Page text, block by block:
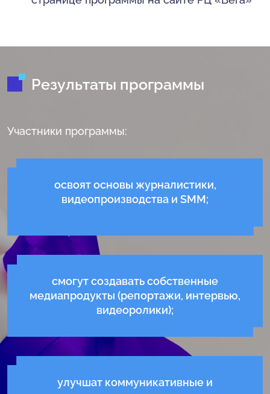
Результаты программы
Участники программы:
освоят основы журналистики,
видеопроизводства и SMM;
смогут создавать собственные
медиапродукты (репортажи, интервью,
видеоролики);
улучшат коммуникативные и